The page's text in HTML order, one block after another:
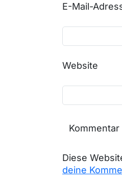
E-Mail-
Website
Alternative:
Diese
deine